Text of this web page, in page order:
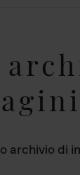
archivio di